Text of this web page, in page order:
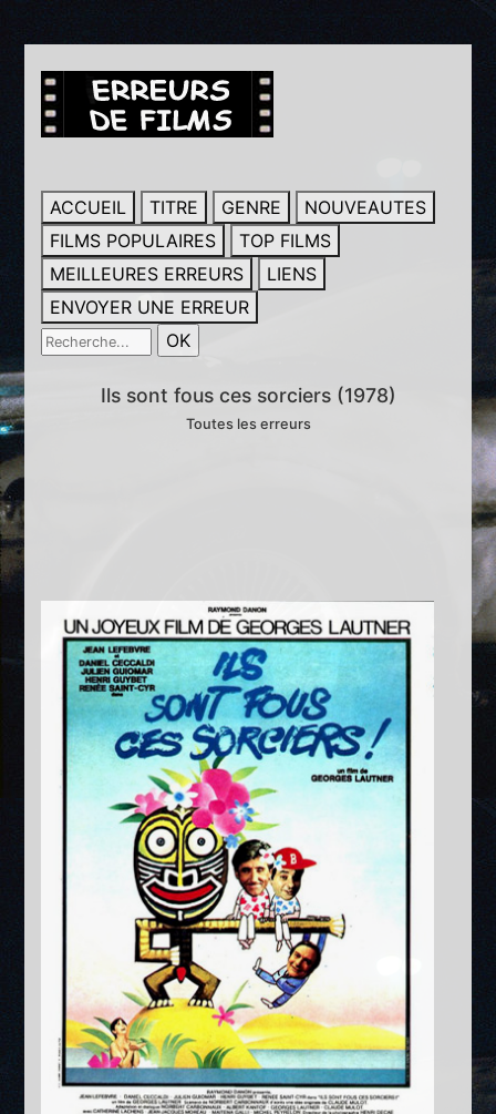
ACCUEIL TITRE GENRE
NOUVEAUTES
FILMS POPULAIRES
TOP FILMS
MEILLEURES ERREURS
LIENS
ENVOYER UNE ERREUR
Ils sont fous ces sorciers (1978)
Toutes les erreurs